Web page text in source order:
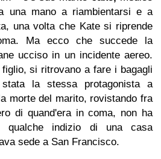
una mano a riambientarsi e a
una volta che Kate si riprende
Ma ecco che succede la
ucciso in un incidente aereo.
si ritrovano a fare i bagagli
la stessa protagonista a
morte del marito, rovistando fra
di quand'era in coma, non ha
qualche indizio di una casa
sede a San Francisco.